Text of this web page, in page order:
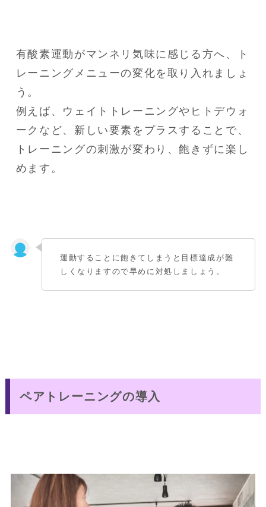
有酸素運動がマンネリ気味に感じる方へ、ト
レーニングメニューの変化を取り入れましょ
う。
例えば、ウェイトトレーニングやヒトデウォ
ークなど、新しい要素をプラスすることで、
トレーニングの刺激が変わり、飽きずに楽し
めます。
運動することに飽きてしまうと目標達成が難
しくなりますので早めに対処しましょう。
ペアトレーニングの導入